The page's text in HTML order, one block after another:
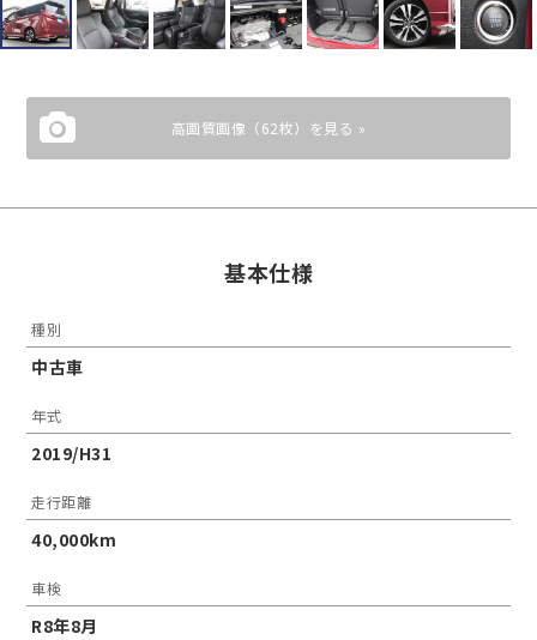
高画質画像（62枚）を見る »
基本仕様
種別
中古車
年式
2019/H31
走行距離
40,000km
車検
R8年8月